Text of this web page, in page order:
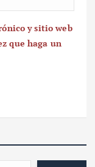
y sitio web
que haga un